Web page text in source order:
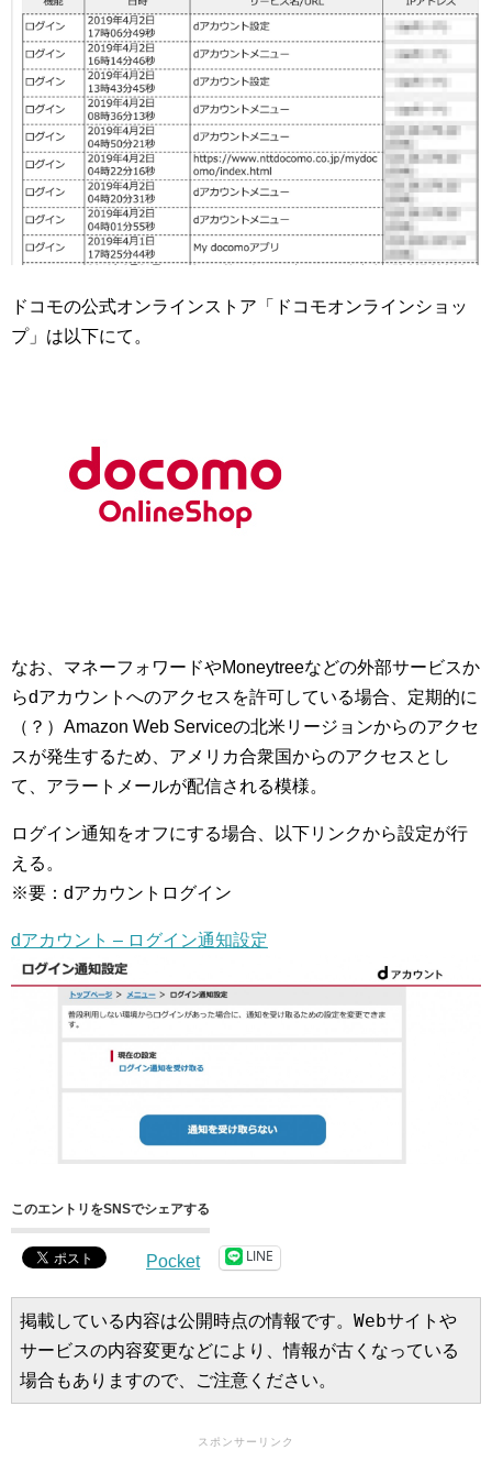
ドコモの公式オンラインストア「ドコモオンラインショッ
プ」は以下にて。
なお、マネーフォワードやMoneytreeなどの外部サービスか
らdアカウントへのアクセスを許可している場合、定期的に
（？）Amazon Web Serviceの北米リージョンからのアクセ
スが発生するため、アメリカ合衆国からのアクセスとし
て、アラートメールが配信される模様。
ログイン通知をオフにする場合、以下リンクから設定が行
える。
※要：dアカウントログイン
dアカウント – ログイン通知設定
このエントリをSNSでシェアする
Pocket LINE
掲載している内容は公開時点の情報です。Webサイトや
サービスの内容変更などにより、情報が古くなっている
場合もありますので、ご注意ください。
スポンサーリンク